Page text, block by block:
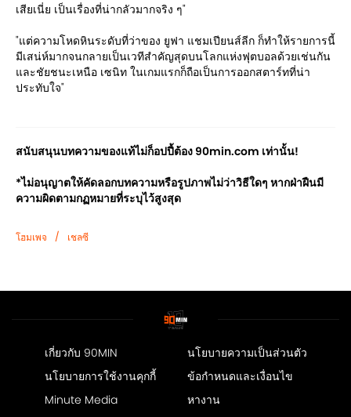
เสียเนี่ย เป็นเรื่องที่น่ากลัวมากจริง ๆ"
"แต่ความโหดหินระดับที่ว่าของ ยูฟา แชมเปียนส์ลีก ก็ทำให้รายการนี้
มีเสน่ห์มากจนกลายเป็นเวทีสำคัญสุดบนโลกแห่งฟุตบอลด้วยเช่นกัน
และชัยชนะเหนือ เซนิท ในเกมแรกก็ถือเป็นการออกสตาร์ทที่น่า
ประทับใจ"
สนับสนุนบทความของแท้ไม่ก็อปปี้ต้อง 90min.com เท่านั้น!
*ไม่อนุญาตให้คัดลอกบทความหรือรูปภาพไม่ว่าวิธีใดๆ หากฝ่าฝืนมี
ความผิดตามกฏหมายที่ระบุไว้สูงสุด
โฮมเพจ / เชลซี
เกี่ยวกับ 90MIN
นโยบายความเป็นส่วนตัว
นโยบายการใช้งานคุกกี้
ข้อกำหนดและเงื่อนไข
Minute Media
หางาน